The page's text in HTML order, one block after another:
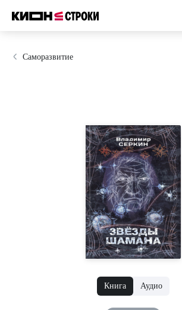
Саморазвитие
Книга Аудио